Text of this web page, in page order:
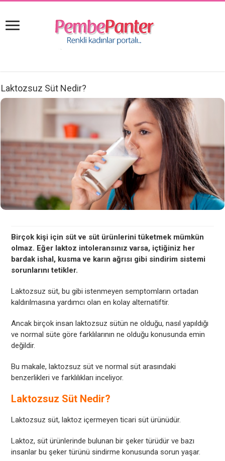
Laktozsuz Süt Nedir?
Birçok kişi için süt ve süt ürünlerini tüketmek mümkün
olmaz. Eğer laktoz intoleransınız varsa, içtiğiniz her
bardak ishal, kusma ve karın ağrısı gibi sindirim sistemi
sorunlarını tetikler.
Laktozsuz süt, bu gibi istenmeyen semptomların ortadan
kaldırılmasına yardımcı olan en kolay alternatiftir.
Ancak birçok insan laktozsuz sütün ne olduğu, nasıl yapıldığı
ve normal süte göre farklılarının ne olduğu konusunda emin
değildir.
Bu makale, laktozsuz süt ve normal süt arasındaki
benzerlikleri ve farklılıkları inceliyor.
Laktozsuz Süt Nedir?
Laktozsuz süt, laktoz içermeyen ticari süt ürünüdür.
Laktoz, süt ürünlerinde bulunan bir şeker türüdür ve bazı
insanlar bu şeker türünü sindirme konusunda sorun yaşar.